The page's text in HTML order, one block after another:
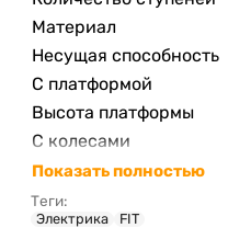
Материал
Несущая способность
С платформой
Высота платформы
С колесами
Показать полностью
Теги:
Электрика FIT